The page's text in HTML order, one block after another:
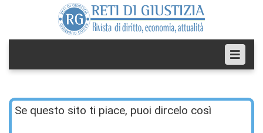
Se questo sito ti piace, puoi dircelo così